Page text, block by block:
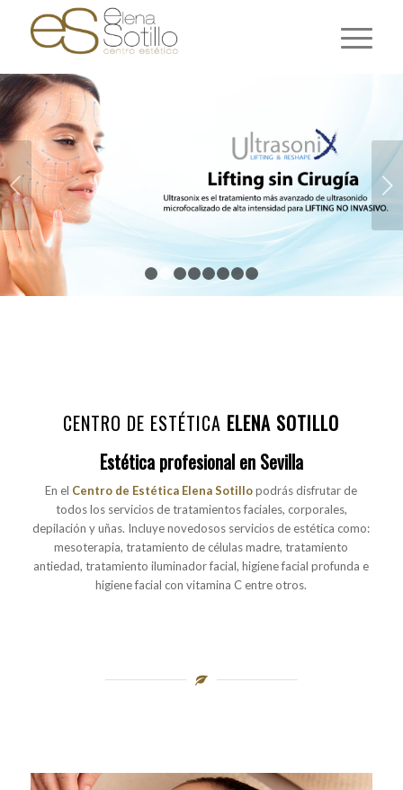
Posterior
1 2
CENTRO DE ESTÉTICA ELENA SOTILLO
Estética profesional en Sevilla
En el Centro de Estética Elena Sotillopodrás disfrutar de
todos los servicios de tratamientos faciales, corporales,
depilación y uñas. Incluye novedosos servicios de estética como:
mesoterapia, tratamiento de células madre, tratamiento
antiedad, tratamiento iluminador facial, higiene facial profunda e
higiene facial con vitamina C entre otros.